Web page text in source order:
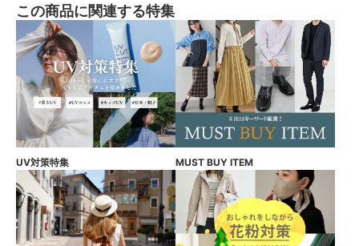
この商品に関連する特集
UV対策特集 MUST BUY ITEM